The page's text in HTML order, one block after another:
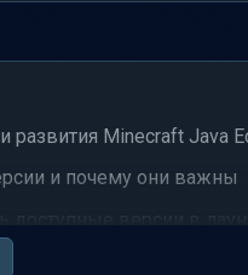
развития Minecraft Java
и почему они важны
доступные версии в
версия vs полный